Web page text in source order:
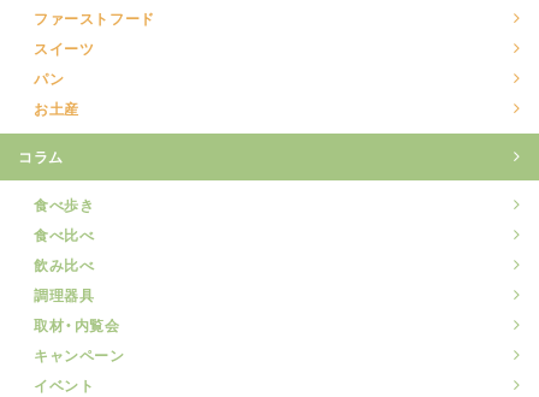
ファーストフード
スイーツ
パン
お土産
コラム
食べ歩き
食べ比べ
飲み比べ
調理器具
取材・内覧会
キャンペーン
イベント